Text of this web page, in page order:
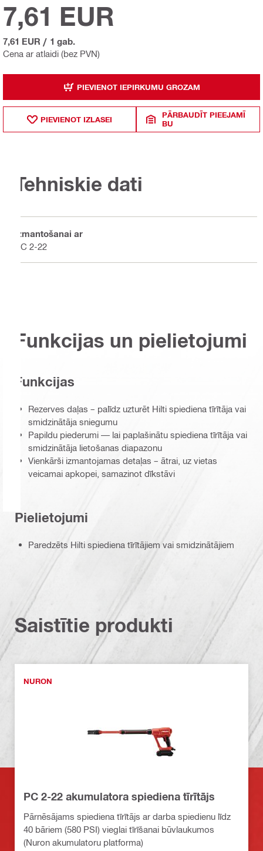
Cena ar atlaidi (bez PVN)
7,61 EUR
7,61 EUR / 1 gab.
PIEVIENOT IEPIRKUMU GROZAM
PIEVIENOT IZLASEI
PĀRBAUDĪT PIEEJAMĪ
BU
Tehniskie dati
Izmantošanai ar
PC 2-22
Funkcijas un pielietojumi
Funkcijas
Rezerves daļas – palīdz uzturēt Hilti spiediena tīrītāja vai
smidzinātāja sniegumu
Papildu piederumi — lai paplašinātu spiediena tīrītāja vai
smidzinātāja lietošanas diapazonu
Vienkārši izmantojamas detaļas – ātrai, uz vietas
veicamai apkopei, samazinot dīkstāvi
Pielietojumi
Paredzēts Hilti spiediena tīrītājiem vai smidzinātājiem
Saistītie produkti
NURON
PC 2-22 akumulatora spiediena tīrītājs
Pārnēsājams spiediena tīrītājs ar darba spiedienu līdz
40 bāriem (580 PSI) vieglai tīrīšanai būvlaukumos
(Nuron akumulatoru platforma)